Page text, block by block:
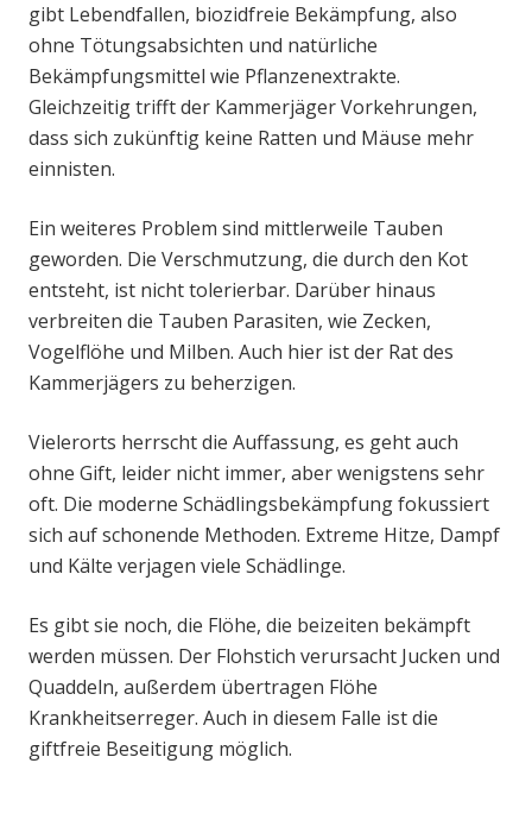
gibt Lebendfallen, biozidfreie Bekämpfung, also
ohne Tötungsabsichten und natürliche
Bekämpfungsmittel wie Pflanzenextrakte.
Gleichzeitig trifft der Kammerjäger Vorkehrungen,
dass sich zukünftig keine Ratten und Mäuse mehr
einnisten.
Ein weiteres Problem sind mittlerweile Tauben
geworden. Die Verschmutzung, die durch den Kot
entsteht, ist nicht tolerierbar. Darüber hinaus
verbreiten die Tauben Parasiten, wie Zecken,
Vogelflöhe und Milben. Auch hier ist der Rat des
Kammerjägers zu beherzigen.
Vielerorts herrscht die Auffassung, es geht auch
ohne Gift, leider nicht immer, aber wenigstens sehr
oft. Die moderne Schädlingsbekämpfung fokussiert
sich auf schonende Methoden. Extreme Hitze, Dampf
und Kälte verjagen viele Schädlinge.
Es gibt sie noch, die Flöhe, die beizeiten bekämpft
werden müssen. Der Flohstich verursacht Jucken und
Quaddeln, außerdem übertragen Flöhe
Krankheitserreger. Auch in diesem Falle ist die
giftfreie Beseitigung möglich.